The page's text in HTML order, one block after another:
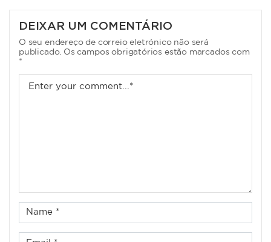
ARTIGOS
DEIXAR UM COMENTÁRIO
O seu endereço de correio eletrónico não será
publicado. Os campos obrigatórios estão marcados com
*